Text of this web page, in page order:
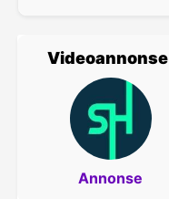
Videoannonse
Annonse